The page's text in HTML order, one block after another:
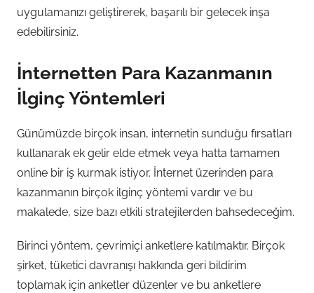
uygulamanızı geliştirerek, başarılı bir gelecek inşa
edebilirsiniz.
İnternetten Para Kazanmanın
İlginç Yöntemleri
Günümüzde birçok insan, internetin sunduğu fırsatları
kullanarak ek gelir elde etmek veya hatta tamamen
online bir iş kurmak istiyor. İnternet üzerinden para
kazanmanın birçok ilginç yöntemi vardır ve bu
makalede, size bazı etkili stratejilerden bahsedeceğim.
Birinci yöntem, çevrimiçi anketlere katılmaktır. Birçok
şirket, tüketici davranışı hakkında geri bildirim
toplamak için anketler düzenler ve bu anketlere